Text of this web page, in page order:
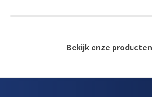
Bekijk onze producten